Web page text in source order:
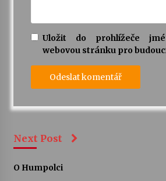
Uložit do prohlížeče
webovou stránku pro
Next Post
O Humpolci